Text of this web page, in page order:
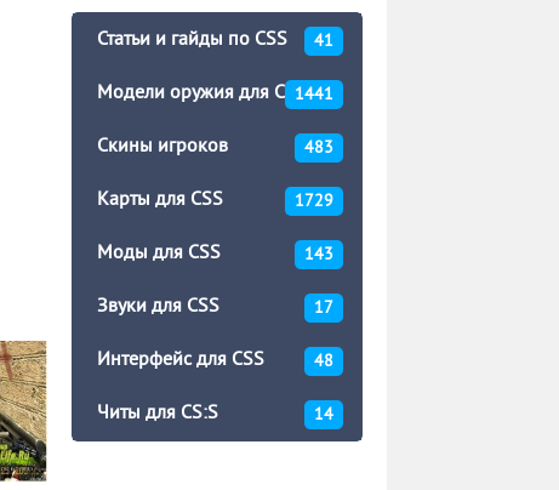
Статьи и гайды по CSS 41
Модели оружия для CSS1441
Скины игроков 483
Карты для CSS 1729
Моды для CSS 143
Звуки для CSS 17
Интерфейс для CSS 48
Читы для CS:S 14